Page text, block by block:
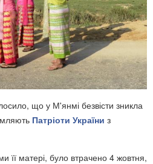
що у М'янмі безвісти зникла
Патріоти України з
її матері, було втрачено 4 жовтня,